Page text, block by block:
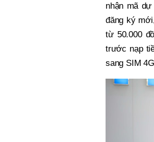
nhận mã
đăng ký
từ 50.000
trước nạp
sang SIM